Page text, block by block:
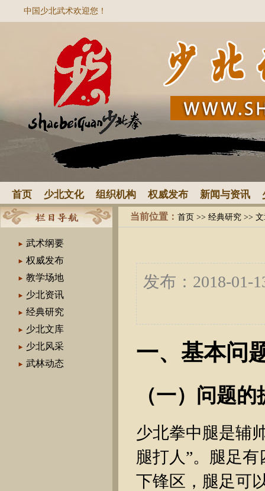
中国少北武术欢迎您！
首页 少北文化 组织机构 权威发布 新闻与资讯
武术纲要
权威发布
教学场地
少北资讯
经典研究
少北文库
少北风采
武林动态
当前位置： 首页 >> 经典研究 >>
发布：2018-
一、基本问
（一）问题的
少北拳中腿是辅
腿打人”。腿足
下锋区，腿足可